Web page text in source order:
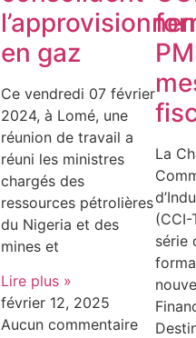
en gaz
Ce vendredi 07 février
2024, à Lomé, une
réunion de travail a
réuni les ministres
chargés des
ressources pétrolières
du Nigeria et des
mines et
Lire plus »
février 12, 2025
Aucun commentaire
La
série